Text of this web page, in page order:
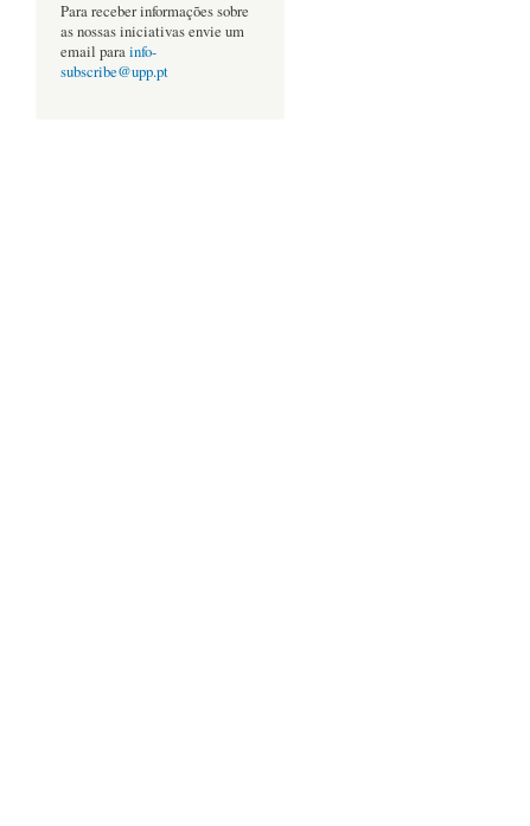
Para receber informações sobre
as nossas iniciativas envie um
email parainfo-
subscribe@upp.pt